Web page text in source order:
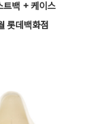
트백 + 케이스
롯데백화점